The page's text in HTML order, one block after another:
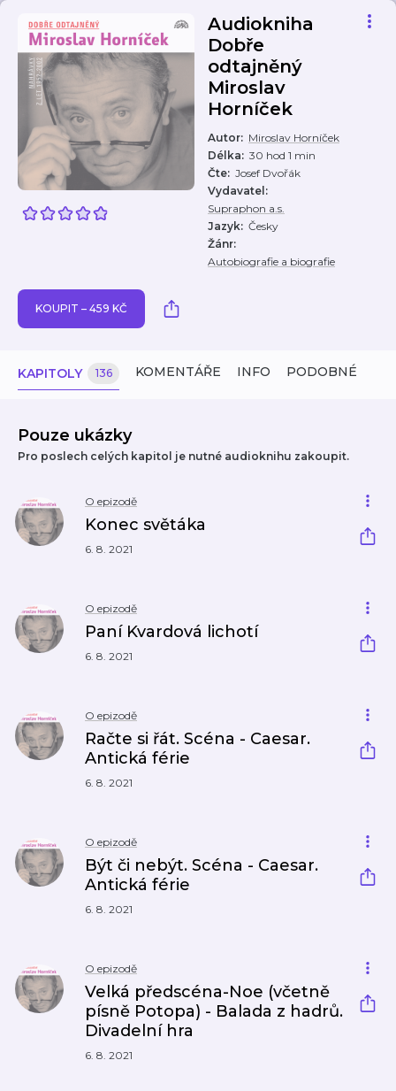
Audiokniha
Dobře
odtajněný
Miroslav
Horníček
Autor: Miroslav Horníček
Délka: 30 hod 1 min
Čte: Josef Dvořák
Vydavatel :
Supraphon a.s.
Jazyk: Česky
Žánr:
Autobiografie a biografie
KOUPIT – 459 KČ
KAPITOLY 136 KOMENTÁŘE INFO PODOBNÉ
Pouze ukázky
Pro poslech celých kapitol je nutné audioknihu zakoupit.
O epizodě
Konec světáka
6. 8. 2021
O epizodě
Paní Kvardová lichotí
6. 8. 2021
O epizodě
Račte si řát. Scéna - Caesar.
Antická férie
6. 8. 2021
O epizodě
Být či nebýt. Scéna - Caesar.
Antická férie
6. 8. 2021
O epizodě
Velká předscéna-Noe (včetně
písně Potopa) - Balada z hadrů.
Divadelní hra
6. 8. 2021